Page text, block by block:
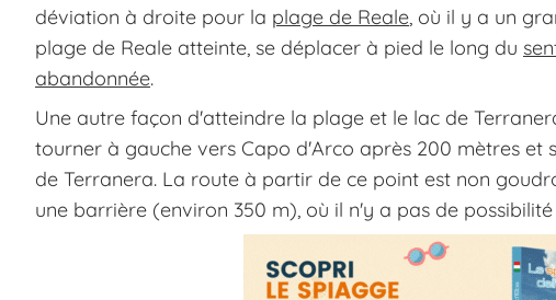
déviation à droite pour la plage de Reale, où il y a un
plage de Reale atteinte, se déplacer à pied le long du
abandonnée.
Une autre façon d'atteindre la plage et le lac de
tourner à gauche vers Capo d'Arco après 200 mètres et
de Terranera. La route à partir de ce point est non
une barrière (environ 350 m), où il n'y a pas de